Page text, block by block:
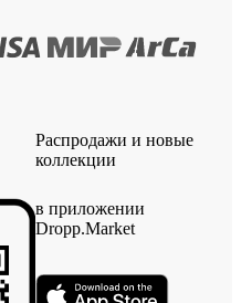
Распродажи и новые
коллекции
в приложении
Dropp.Market